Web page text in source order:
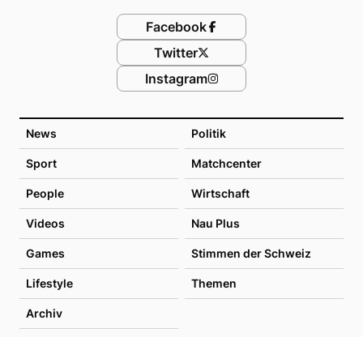
News Politik
Sport Matchcenter
People Wirtschaft
Videos Nau Plus
Games Stimmen der Schweiz
Lifestyle Themen
Archiv
Facebook
Twitter
Instagram